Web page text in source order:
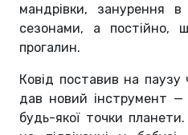
мандрівки, занурення
сезонами, а постійно,
прогалин.
Ковід поставив на паузу
дав новий інструмент
будь-якої точки